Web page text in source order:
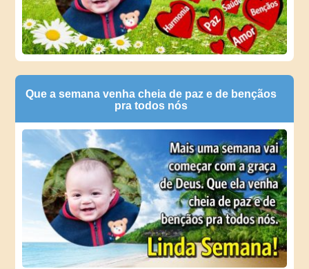
Que a semana venha cheia de paz e de bençãos
pra todos nós